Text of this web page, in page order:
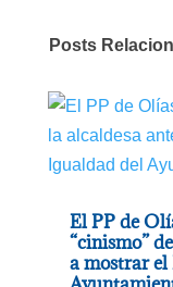
Posts
El PP de
“cinismo”
a mostrar